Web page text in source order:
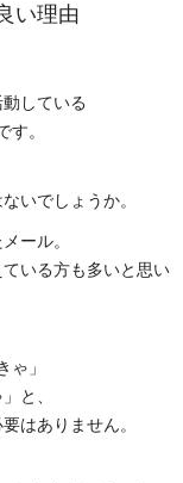
い理由
している
す。
いでしょうか。
ール。
いる方も多いと思い
ゃ」
と、
はありません。